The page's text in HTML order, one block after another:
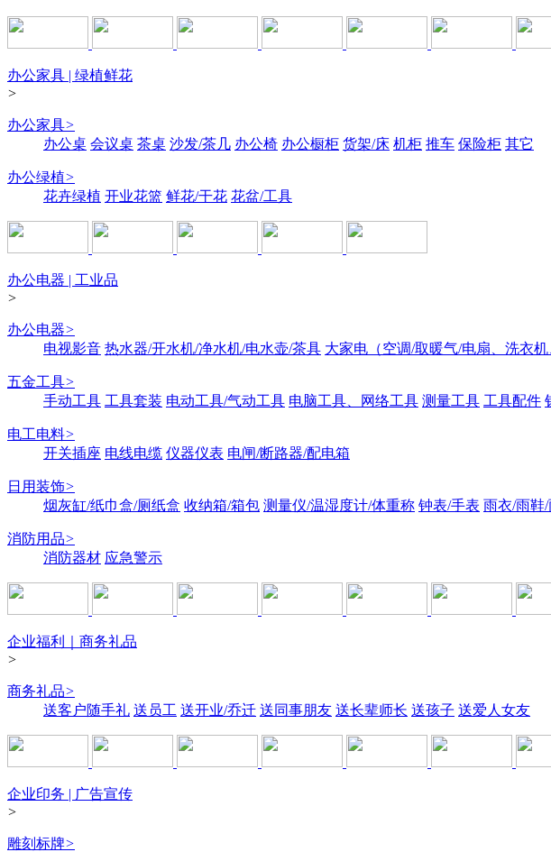
办公家具 | 绿植鲜花
>
办公家具>
办公桌 会议桌 茶桌 沙发/茶几 办公椅 办公橱柜 货架/床 机柜 推车 保险柜 其它
办公绿植>
花卉绿植 开业花篮 鲜花/干花 花盆/工具
办公电器 | 工业品
>
办公电器>
电视影音 热水器/开水机/净水机/电水壶/茶具 大家电（空调/取暖气/电扇、洗衣机
五金工具>
手动工具 工具套装 电动工具/气动工具 电脑工具、网络工具 测量工具 工具配件
电工电料>
开关插座 电线电缆 仪器仪表 电闸/断路器/配电箱
日用装饰>
烟灰缸/纸巾盒/厕纸盒 收纳箱/箱包 测量仪/温湿度计/体重称 钟表/手表 雨衣/雨鞋/
消防用品>
消防器材 应急警示
企业福利｜商务礼品
>
商务礼品>
送客户随手礼 送员工 送开业/乔迁 送同事朋友 送长辈师长 送孩子 送爱人女友
企业印务 | 广告宣传
>
雕刻标牌>